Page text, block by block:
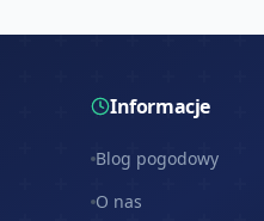
Informacje
Blog pogodowy
O nas